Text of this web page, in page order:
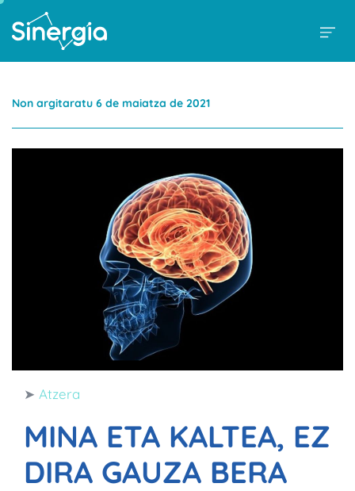
Non argitaratu 6 de maiatza de 2021
➤ Atzera
MINA ETA KALTEA, EZ
DIRA GAUZA BERA